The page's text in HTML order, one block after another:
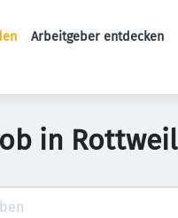
Arbeitgeber entdecken
in Rottweil